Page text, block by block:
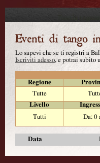
Lo sapevi che se ti registri a
Iscriviti adesso, e potrai subito
Regione
Tutte
Livello
Tutti
Da: 0
Data